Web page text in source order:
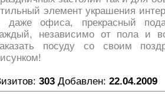
элемент украшения
даже офиса, прекрасный
независимо от пола и
посуду со своим
303 Добавлен: 22.04.2009